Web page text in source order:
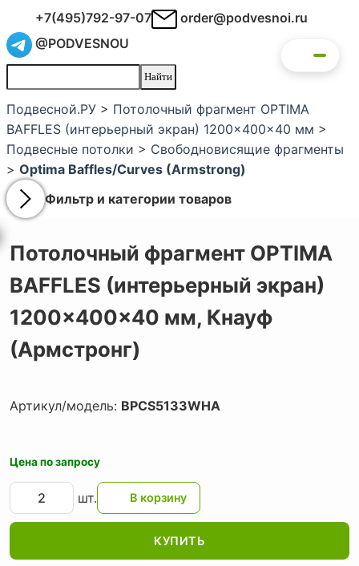
+7(495)792-97-07
order@podvesnoi.ru
@PODVESNOU
Подвесной.РУ > Потолочный фрагмент OPTIMA
BAFFLES (интерьерный экран) 1200x400x40 мм >
Подвесные потолки > Свободновисящие фрагменты
> Optima Baffles/Curves (Armstrong)
Фильтр и категории товаров
Потолочный фрагмент OPTIMA
BAFFLES (интерьерный экран)
1200x400x40 мм, Кнауф
(Армстронг)
Артикул/модель: BPCS5133WHA
Цена по запросу
шт.
КУПИТЬ